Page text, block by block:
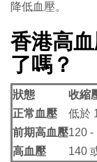
降低血壓。
香港高
了嗎？
狀態 收縮
正常血壓
低於
前期高血壓120 -
高血壓
140